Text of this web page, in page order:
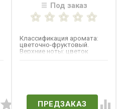
Под заказ
Классификация аромата:
цветочно-фруктовый.
Верхние ноты: цветок
ПРЕДЗАКАЗ